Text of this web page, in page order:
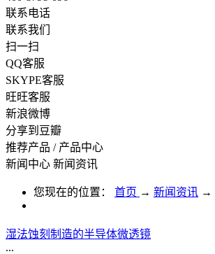
联系电话
联系我们
扫一扫
QQ客服
SKYPE客服
旺旺客服
新浪微博
分享到豆瓣
推荐产品 / 产品中心
新闻中心 新闻资讯
您现在的位置： 首页 → 新闻资讯 →
湿法蚀刻制造的半导体微透镜
...